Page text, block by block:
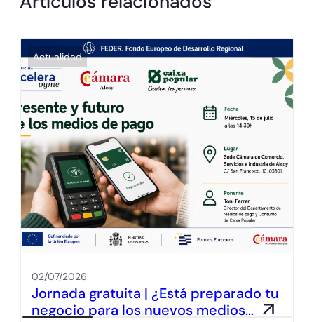
Actualidad
02/07/2026
Jornada gratuita | ¿Está preparado tu
negocio para los nuevos medios…